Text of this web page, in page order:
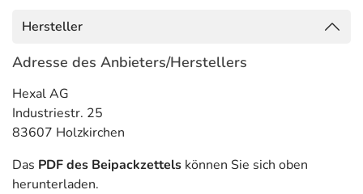
- Harnblasenentzündung
- Nasennebenhöhlenentzündung (Sinusitis)
- Lungenentzündung
- Mukoviszidose, bei einer akuten bakteriellen Infektion
- Bronchiektasen
- Chronisch obstruktive Lungenerkrankung (COPD)
- Bakterieninfektionen der Atemwege, wie:
Hersteller
Adresse des Anbieters/Herstellers
Hexal AG
Industriestr. 25
83607 Holzkirchen
Das PDF des Beipackzettels können Sie sich oben
herunterladen.